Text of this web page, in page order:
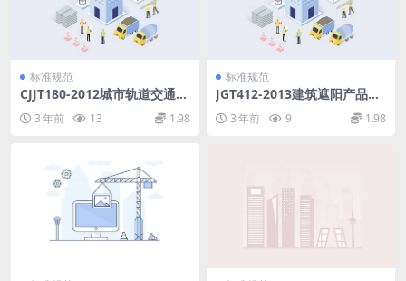
标准规范
CJJT180-2012城市轨道交通工
3 年前 13 1.98
标准规范
JGT412-2013建筑遮阳产品耐
3 年前 9 1.98